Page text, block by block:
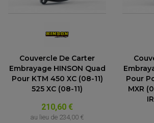
Couvercle De Carter
Embrayage HINSON Quad
Pour KTM 450 XC (08-11)
525 XC (08-11)
210,60 €
au lieu de 234,00 €
Pour
MXR